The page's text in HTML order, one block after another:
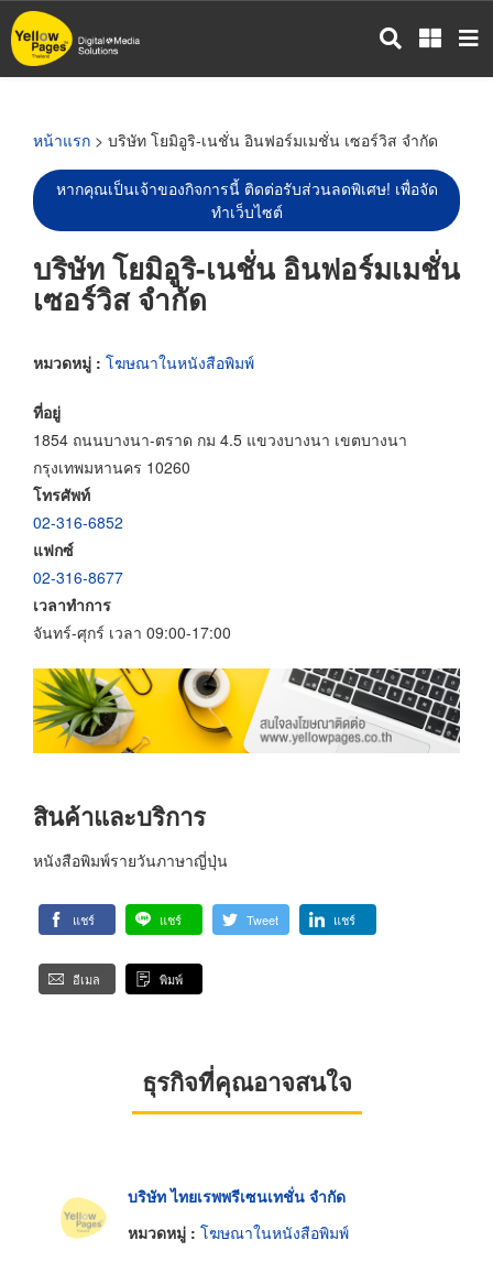
ข้าม
ไป
หน้าแรก > บริษัท โยมิอูริ-เนชั่น อินฟอร์มเมชั่น เซอร์วิส จำกัด
หากคุณเป็นเจ้าของกิจการนี้ ติดต่อรับส่วนลดพิเศษ! เพื่อจัด
ทำเว็บไซต์
บริษัท โยมิอูริ-เนชั่น อินฟอร์มเมชั่น
เซอร์วิส จำกัด
หมวดหมู่ : โฆษณาในหนังสือพิมพ์
ที่อยู่
1854 ถนนบางนา-ตราด กม 4.5 แขวงบางนา เขตบางนา
กรุงเทพมหานคร 10260
โทรศัพท์
02-316-6852
แฟกซ์
02-316-8677
เวลาทำการ
จันทร์-ศุกร์ เวลา 09:00-17:00
สินค้าและบริการ
หนังสือพิมพ์รายวันภาษาญี่ปุ่น
แชร์ แชร์ Tweet แชร์
อีเมล พิมพ์
ธุรกิจที่คุณอาจสนใจ
บริษัท ไทยเรพพรีเซนเทชั่น จำกัด
หมวดหมู่ : โฆษณาในหนังสือพิมพ์